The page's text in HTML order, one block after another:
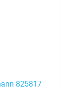
825817